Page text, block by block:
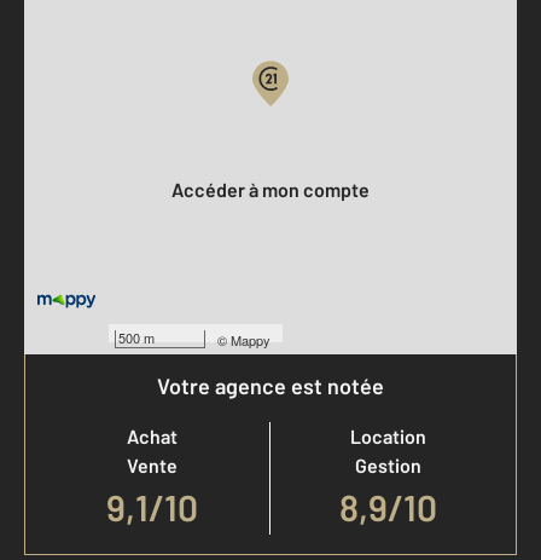
500 m ©Mappy
Accéder à mon compte
Votre agence est notée
Achat
Vente
9,1/10
Location
Gestion
8,9/10